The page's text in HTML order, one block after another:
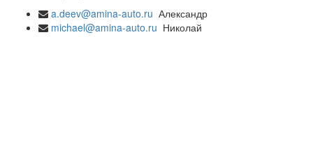
a.deev@amina-auto.ru Александр
michael@amina-auto.ru Николай